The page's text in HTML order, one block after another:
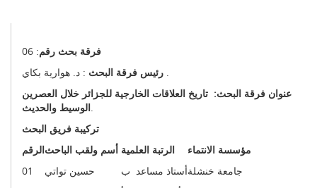
فرقة بحث رقم: 06
رئيس فرقة البحث : د. هوارية بكاي .
عنوان فرقة البحث: تاريخ العلاقات الخارجية للجزائر خلال العصرين
الوسيط والحديث.
تركيبة فريق البحث
الرقمأسم ولقب الباحث الرتبة العلمية
مؤسسة الانتماء
01
حسين تواتي أستاذ مساعد بجامعة خنشلة